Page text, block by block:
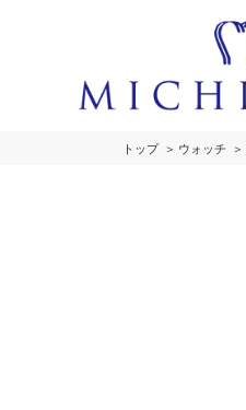
トップ ウォッチ